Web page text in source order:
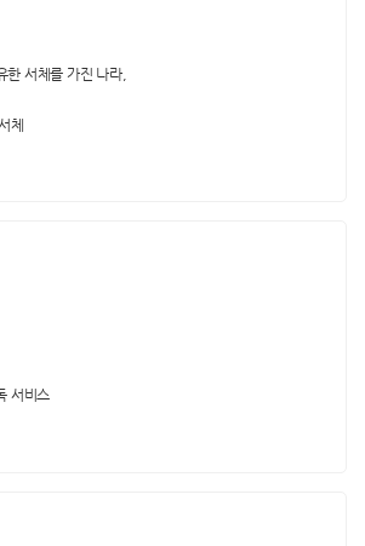
한 서체를 가진 나라,
체
서비스